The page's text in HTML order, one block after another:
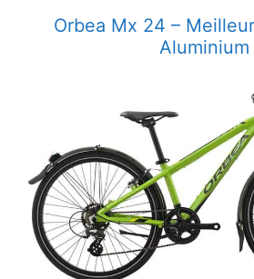
Orbea Mx 24 –
Aluminium